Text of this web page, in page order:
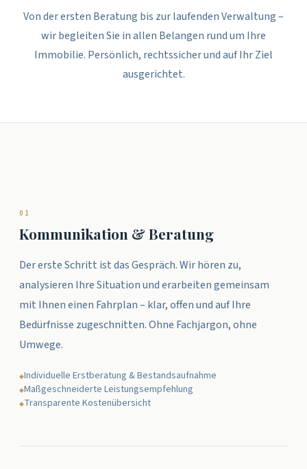
Von der ersten Beratung bis zur laufenden Verwaltung –
wir begleiten Sie in allen Belangen rund um Ihre
Immobilie. Persönlich, rechtssicher und auf Ihr Ziel
ausgerichtet.
0 1
Kommunikation & Beratung
Der erste Schritt ist das Gespräch. Wir hören zu,
analysieren Ihre Situation und erarbeiten gemeinsam
mit Ihnen einen Fahrplan – klar, offen und auf Ihre
Bedürfnisse zugeschnitten. Ohne Fachjargon, ohne
Umwege.
◆Individuelle Erstberatung & Bestandsaufnahme
◆Maßgeschneiderte Leistungsempfehlung
◆Transparente Kostenübersicht